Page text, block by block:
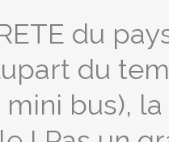
du
du
bus),